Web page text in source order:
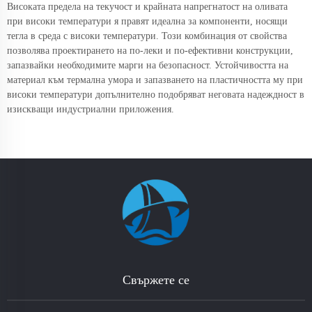
Високата предела на текучост и крайната напрегнатост на оливата
при високи температури я правят идеална за компоненти, носящи
тегла в среда с високи температури. Този комбинация от свойства
позволява проектирането на по-леки и по-ефективни конструкции,
запазвайки необходимите марги на безопасност. Устойчивостта на
материал към термална умора и запазването на пластичността му при
високи температури допълнително подобряват неговата надеждност в
изискващи индустриални приложения.
Свържете се